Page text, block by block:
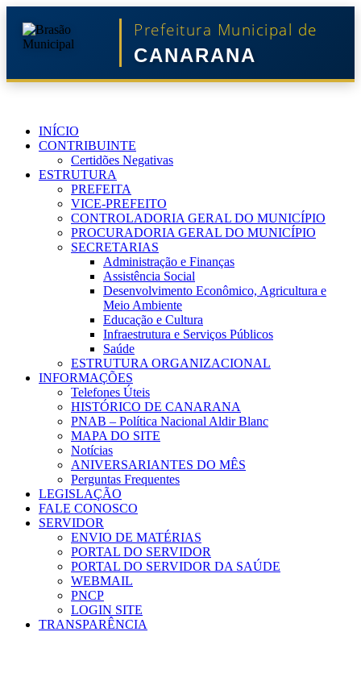
Prefeitura Municipal de
CANARANA
INÍCIO
CONTRIBUINTE
Certidões Negativas
ESTRUTURA
PREFEITA
VICE-PREFEITO
CONTROLADORIA GERAL DO MUNICÍPIO
PROCURADORIA GERAL DO MUNICÍPIO
SECRETARIAS
Administração e Finanças
Assistência Social
Desenvolvimento Econômico, Agricultura e
Meio Ambiente
Educação e Cultura
Infraestrutura e Serviços Públicos
Saúde
ESTRUTURA ORGANIZACIONAL
INFORMAÇÕES
Telefones Úteis
HISTÓRICO DE CANARANA
PNAB – Política Nacional Aldir Blanc
MAPA DO SITE
Notícias
ANIVERSARIANTES DO MÊS
Perguntas Frequentes
LEGISLAÇÃO
FALE CONOSCO
SERVIDOR
ENVIO DE MATÉRIAS
PORTAL DO SERVIDOR
PORTAL DO SERVIDOR DA SAÚDE
WEBMAIL
PNCP
LOGIN SITE
TRANSPARÊNCIA